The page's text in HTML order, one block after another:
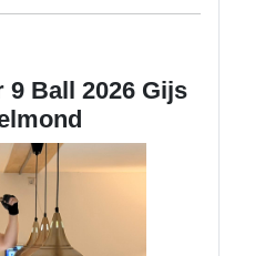
Ball 2026 Gijs